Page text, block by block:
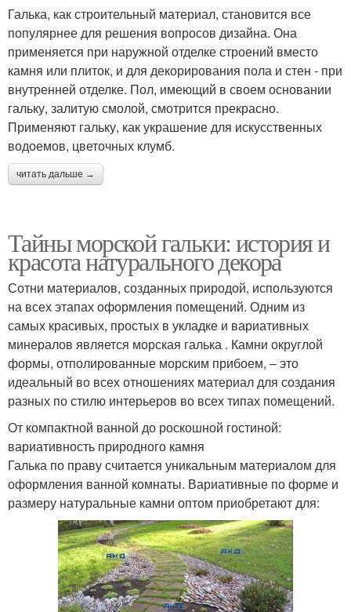
Галька, как строительный материал, становится все
популярнее для решения вопросов дизайна. Она
применяется при наружной отделке строений вместо
камня или плиток, и для декорирования пола и стен - при
внутренней отделке. Пол, имеющий в своем основании
гальку, залитую смолой, смотрится прекрасно.
Применяют гальку, как украшение для искусственных
водоемов, цветочных клумб.
читать дальше →
Тайны морской гальки: история и
красота натурального декора
Сотни материалов, созданных природой, используются
на всех этапах оформления помещений. Одним из
самых красивых, простых в укладке и вариативных
минералов является морская галька . Камни округлой
формы, отполированные морским прибоем, – это
идеальный во всех отношениях материал для создания
разных по стилю интерьеров во всех типах помещений.
От компактной ванной до роскошной гостиной:
вариативность природного камня
Галька по праву считается уникальным материалом для
оформления ванной комнаты. Вариативные по форме и
размеру натуральные камни оптом приобретают для: